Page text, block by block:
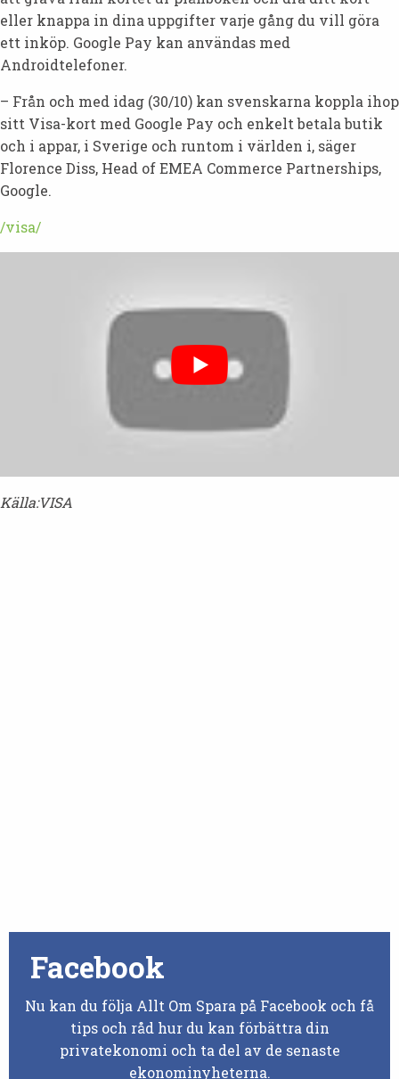
eller knappa in dina uppgifter varje gång du vill göra
ett inköp. Google Pay kan användas med
Androidtelefoner.
– Från och med idag (30/10) kan svenskarna koppla ihop
sitt Visa-kort med Google Pay och enkelt betala butik
och i appar, i Sverige och runtom i världen i, säger
Florence Diss, Head of EMEA Commerce Partnerships,
Google.
/visa/
Källa:VISA
Facebook
Nu kan du följa Allt Om Spara på Facebook och få
tips och råd hur du kan förbättra din
privatekonomi och ta del av de senaste
ekonominyheterna.